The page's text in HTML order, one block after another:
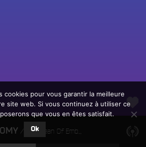
un
An Ocean Of Embers
cookies pour vous garantir la meilleure
site web. Si vous continuez à utiliser ce
que vous en êtes satisfait.
Ok